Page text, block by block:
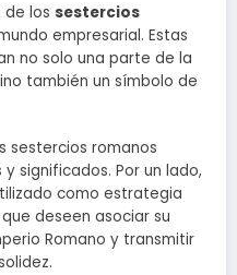
de los sestercios
empresarial. Estas
no solo una parte de la
también un símbolo de
sestercios romanos
significados. Por un lado,
como estrategia
deseen asociar su
Romano y transmitir